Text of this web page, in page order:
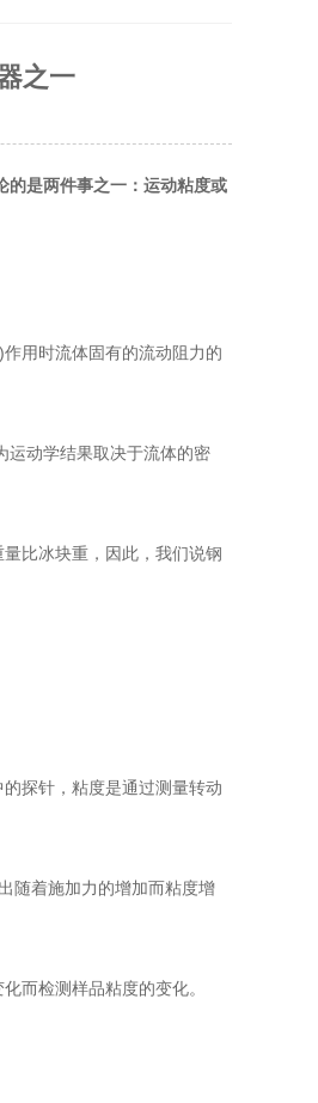
之一
的是两件事之一：运动粘度或
用时流体固有的流动阻力的
动学结果取决于流体的密
比冰块重，因此，我们说钢
的探针，粘度是通过测量转动
随着施加力的增加而粘度增
而检测样品粘度的变化。